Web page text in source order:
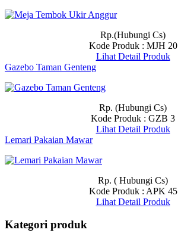
Rp.(Hubungi Cs)
Kode Produk : MJH 20
Lihat Detail Produk
Gazebo Taman Genteng
Rp. (Hubungi Cs)
Kode Produk : GZB 3
Lihat Detail Produk
Lemari Pakaian Mawar
Rp. ( Hubungi Cs)
Kode Produk : APK 45
Lihat Detail Produk
Kategori produk